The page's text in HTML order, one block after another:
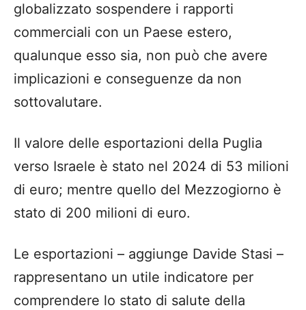
globalizzato sospendere i rapporti
commerciali con un Paese estero,
qualunque esso sia, non può che avere
implicazioni e conseguenze da non
sottovalutare.
Il valore delle esportazioni della Puglia
verso Israele è stato nel 2024 di 53 milioni
di euro; mentre quello del Mezzogiorno è
stato di 200 milioni di euro.
Le esportazioni – aggiunge Davide Stasi –
rappresentano un utile indicatore per
comprendere lo stato di salute della